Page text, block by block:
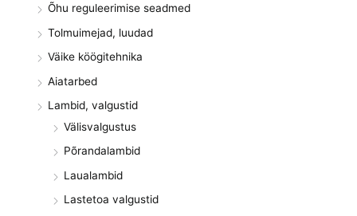
Õhu reguleerimise seadmed
Tolmuimejad, luudad
Väike köögitehnika
Aiatarbed
Lambid, valgustid
Välisvalgustus
Põrandalambid
Laualambid
Lastetoa valgustid